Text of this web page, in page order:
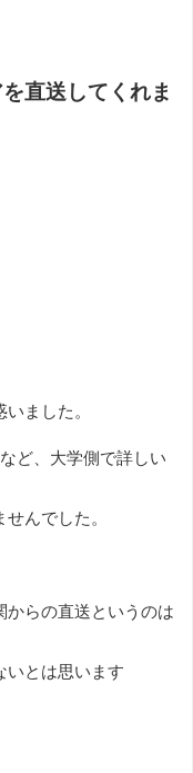
直送してくれま
ました。
ど、大学側で詳しい
んでした。
からの直送というのは
いとは思います